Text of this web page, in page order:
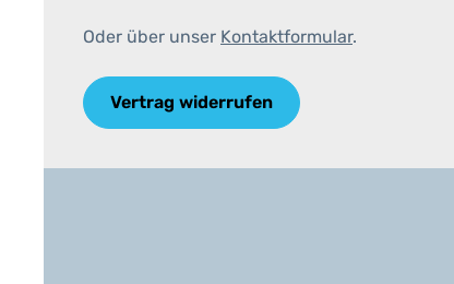
Oder über unser Kontaktformular.
Vertrag widerrufen